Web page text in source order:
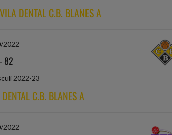
DENTAL C.B. BLANES A
2022
82
2022-23
C.B. BLANES A
2022